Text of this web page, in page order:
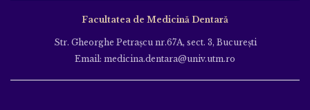
Facultatea de Medicină Dentară
Str. Gheorghe Petraşcu nr.67A, sect. 3, Bucureşti
Email: medicina.dentara@univ.utm.ro